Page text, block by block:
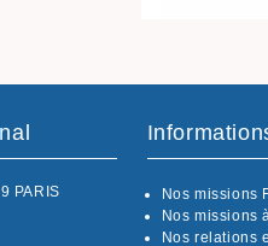
PARIS
Nos missions
Nos missions
Nos relations